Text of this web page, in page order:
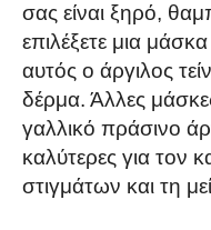
σας είναι ξηρό,
επιλέξετε μια
αυτός ο άργιλος
δέρμα. Άλλες
γαλλικό πράσινο
καλύτερες για τον
στιγμάτων και τη